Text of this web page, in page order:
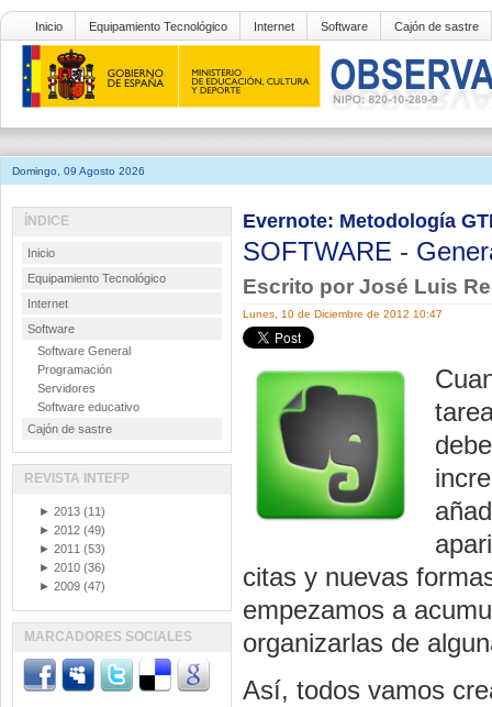
Inicio Equipamiento Tecnológico Internet Software Cajón de sastre
Domingo, 09 Agosto 2026
Evernote: Metodología
SOFTWARE -
Escrito por José Luis
Lunes, 10 de Diciembre de 2012 10:47
citas y nuevas
empezamos a
organizarlas de
Así, todos vamos
ÍNDICE
Inicio
Equipamiento Tecnológico
Internet
Software
Software General
Programación
Servidores
Software educativo
Cajón de sastre
REVISTA INTEFP
► 2013 (11)
► 2012 (49)
► 2011 (53)
► 2010 (36)
► 2009 (47)
MARCADORES SOCIALES